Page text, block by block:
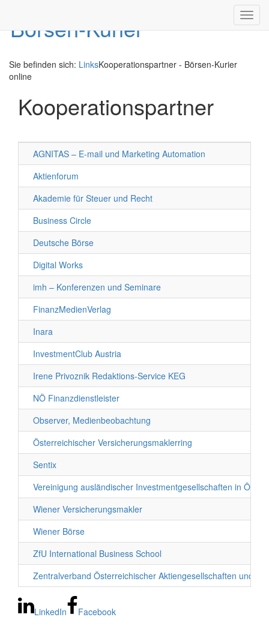
Sie befinden sich: LinksKooperationspartner - Börsen-Kurier
online
Kooperationspartner
AGNITAS – E-mail und Marketing Automation
Aktienforum
Akademie für Steuer und Recht
Business Circle
Deutsche Börse
Digital Works
imh – Konferenzen und Seminare
FinanzMedienVerlag
Inara
InvestmentClub Austria
Irene Privoznik Redaktions-Service KEG
NÖ Finanzdienstleister
Observer, Medienbeobachtung
Österreichischer Versicherungsmaklerring
Sentix
Vereinigung ausländischer Investmentgesellschaften in
Wiener Versicherungsmakler
Wiener Börse
ZfU International Business School
Zentralverband Österreichischer Aktiengesellschaften und
LinkedIn Facebook